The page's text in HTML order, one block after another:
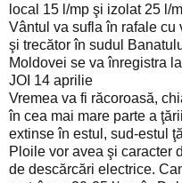
local 15 l/mp şi izolat 25 l/
Vântul va sufla în rafale cu
şi trecător în sudul
Moldovei se va înregistra
JOI 14 aprilie
Vremea va fi răcoroasă,
în cea mai mare parte a
extinse în estul, sud-estul
Ploile vor avea şi caracter
de descărcări electrice.